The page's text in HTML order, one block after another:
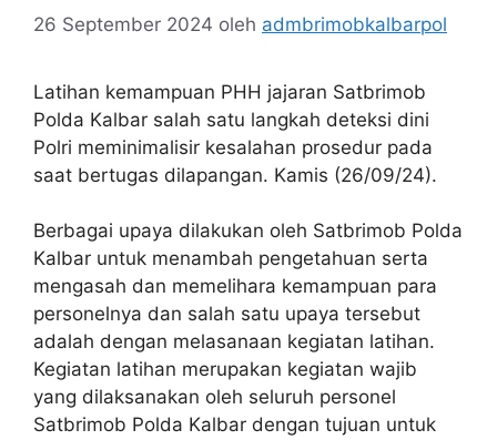
26 September 2024 oleh admbrimobkalbarpol
Latihan kemampuan PHH jajaran Satbrimob
Polda Kalbar salah satu langkah deteksi dini
Polri meminimalisir kesalahan prosedur pada
saat bertugas dilapangan. Kamis (26/09/24).
Berbagai upaya dilakukan oleh Satbrimob Polda
Kalbar untuk menambah pengetahuan serta
mengasah dan memelihara kemampuan para
personelnya dan salah satu upaya tersebut
adalah dengan melasanaan kegiatan latihan.
Kegiatan latihan merupakan kegiatan wajib
yang dilaksanakan oleh seluruh personel
Satbrimob Polda Kalbar dengan tujuan untuk